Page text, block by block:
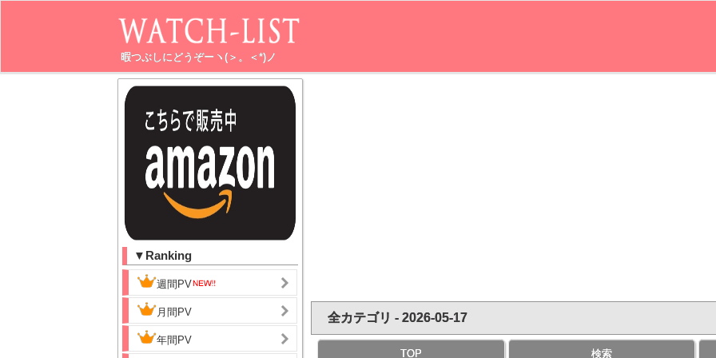
暇つぶしにどうぞーヽ(＞。＜*)ノ
▼Ranking
週間PV
月間PV
年間PV
全カテゴリ - 2026-05-17
TOP 検索